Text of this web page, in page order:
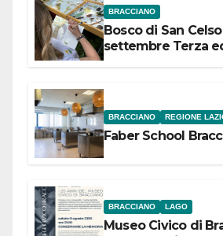
BRACCIANO
Bosco di San
settembre Terza
BRACCIANO REGIONE
Faber School
BRACCIANO LAGO
Museo Civico di